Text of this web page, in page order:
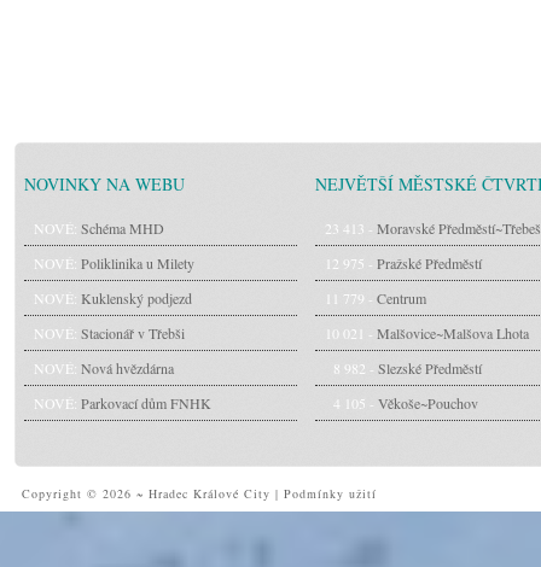
NOVINKY NA WEBU
NOVÉ: Schéma MHD
NOVÉ: Poliklinika u Milety
NOVÉ: Kuklenský podjezd
NOVÉ: Stacionář v Třebši
NOVÉ: Nová hvězdárna
NOVÉ: Parkovací dům FNHK
NEJVĚTŠÍ MĚSTSKÉ
23 413 - Moravské Předměstí~Třebeš
12 975 - Pražské Předměstí
11 779 - Centrum
10 021 - Malšovice~Malšova Lhota
8 982 - Slezské Předměstí
4 105 - Věkoše~Pouchov
Copyright © 2026 ~ Hradec Králové City | Podmínky užití